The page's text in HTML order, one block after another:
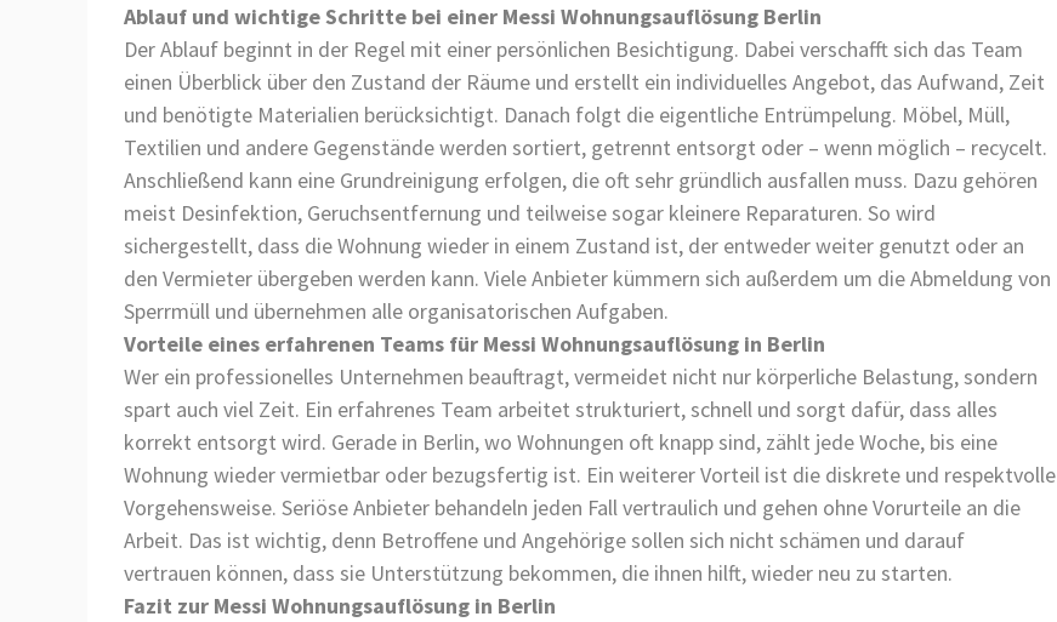
Ablauf und wichtige Schritte bei einer Messi Wohnungsauflösung Berlin
Der Ablauf beginnt in der Regel mit einer persönlichen Besichtigung. Dabei verschafft sich das Team
einen Überblick über den Zustand der Räume und erstellt ein individuelles Angebot, das Aufwand, Zeit
und benötigte Materialien berücksichtigt. Danach folgt die eigentliche Entrümpelung. Möbel, Müll,
Textilien und andere Gegenstände werden sortiert, getrennt entsorgt oder – wenn möglich – recycelt.
Anschließend kann eine Grundreinigung erfolgen, die oft sehr gründlich ausfallen muss. Dazu gehören
meist Desinfektion, Geruchsentfernung und teilweise sogar kleinere Reparaturen. So wird
sichergestellt, dass die Wohnung wieder in einem Zustand ist, der entweder weiter genutzt oder an
den Vermieter übergeben werden kann. Viele Anbieter kümmern sich außerdem um die Abmeldung von
Sperrmüll und übernehmen alle organisatorischen Aufgaben.
Vorteile eines erfahrenen Teams für Messi Wohnungsauflösung in Berlin
Wer ein professionelles Unternehmen beauftragt, vermeidet nicht nur körperliche Belastung, sondern
spart auch viel Zeit. Ein erfahrenes Team arbeitet strukturiert, schnell und sorgt dafür, dass alles
korrekt entsorgt wird. Gerade in Berlin, wo Wohnungen oft knapp sind, zählt jede Woche, bis eine
Wohnung wieder vermietbar oder bezugsfertig ist. Ein weiterer Vorteil ist die diskrete und respektvolle
Vorgehensweise. Seriöse Anbieter behandeln jeden Fall vertraulich und gehen ohne Vorurteile an die
Arbeit. Das ist wichtig, denn Betroffene und Angehörige sollen sich nicht schämen und darauf
vertrauen können, dass sie Unterstützung bekommen, die ihnen hilft, wieder neu zu starten.
Fazit zur Messi Wohnungsauflösung in Berlin